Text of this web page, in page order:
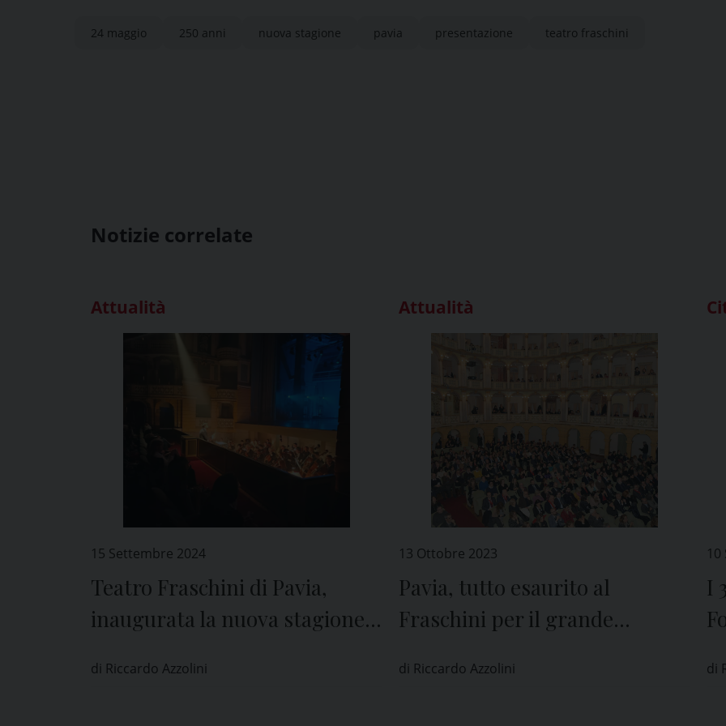
24 maggio 250 anni nuova stagione pavia presentazione teatro fraschini
Notizie correlate
Attualità
15 Settembre 2024
Teatro Fraschini di Pavia,
inaugurata la nuova stagione
ballabili di Giuseppe Verdi”
di Riccardo Azzolini
Attualità
13 Ottobre 2023
Pavia, tutto esaurito al
Fraschini per il grande
anni del Teatro
di Riccardo Azzolini
I
di